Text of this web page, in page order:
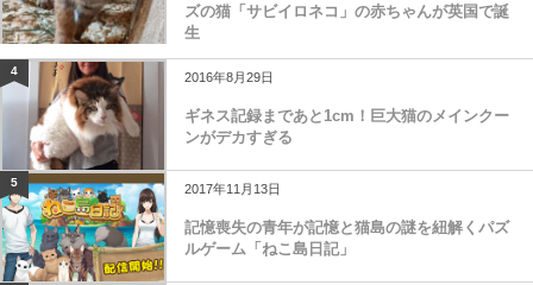
ズの猫「サビイロネコ」の赤ちゃんが英国で誕
生
4 2016年8月29日
ギネス記録まであと1cm！巨大猫のメインクー
ンがデカすぎる
5 2017年11月13日
記憶喪失の青年が記憶と猫島の謎を紐解くパズ
ルゲーム「ねこ島日記」